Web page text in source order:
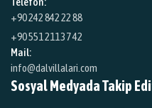
+90 242 842 22 88
+90 551 211 37 42
Mail:
info@dalvillalari.com
Sosyal Medyada Takip